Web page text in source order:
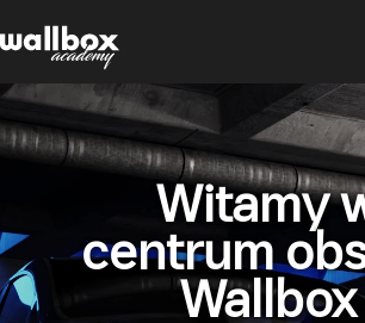
Witamy
centrum
Wallbox